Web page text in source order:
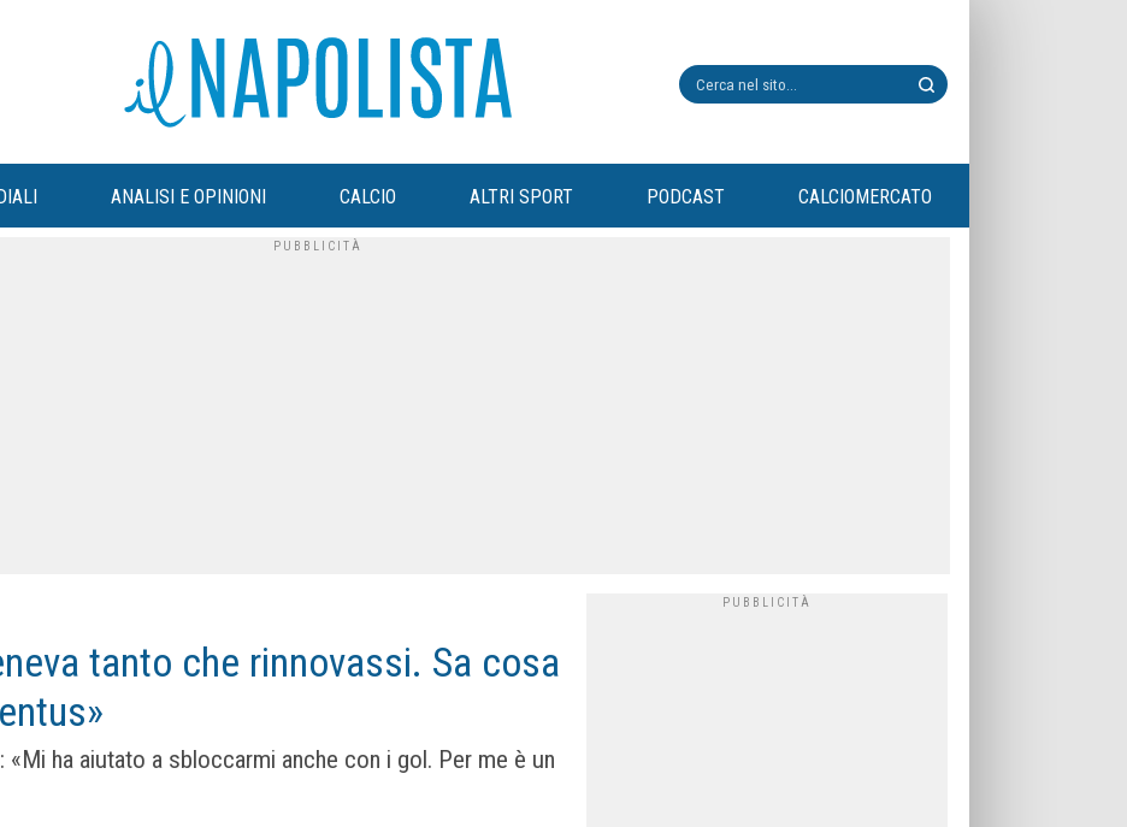
ANALISI E OPINIONI CALCIO ALTRI SPORT PODCAST CALCIOMERCATO
tanto che rinnovassi. Sa cosa
«Mi ha aiutato a sbloccarmi anche con i gol. Per me è un